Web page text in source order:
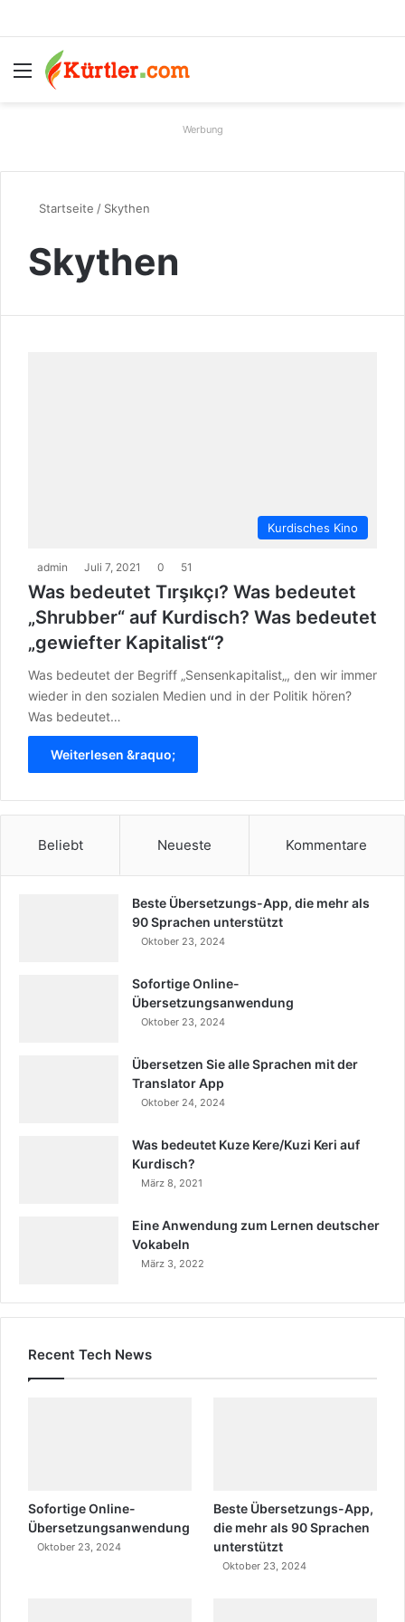
Menü
Werbung
Startseite / Skythen
Skythen
Kurdisches Kino
admin Juli 7, 2021 0 51
Was bedeutet Tırşıkçı? Was bedeutet
„Shrubber“ auf Kurdisch? Was bedeutet
„gewiefter Kapitalist“?
Was bedeutet der Begriff „Sensenkapitalist„, den wir immer
wieder in den sozialen Medien und in der Politik hören?
Was bedeutet…
Weiterlesen &raquo;
Beliebt Neueste Kommentare
Beste Übersetzungs-App, die mehr als
90 Sprachen unterstützt
Oktober 23, 2024
Sofortige Online-
Übersetzungsanwendung
Oktober 23, 2024
Übersetzen Sie alle Sprachen mit der
Translator App
Oktober 24, 2024
Was bedeutet Kuze Kere/Kuzi Keri auf
Kurdisch?
März 8, 2021
Eine Anwendung zum Lernen deutscher
Vokabeln
März 3, 2022
Recent Tech News
Sofortige Online-
Übersetzungsanwendung
Oktober 23, 2024
Beste Übersetzungs-App,
die mehr als 90 Sprachen
unterstützt
Oktober 23, 2024